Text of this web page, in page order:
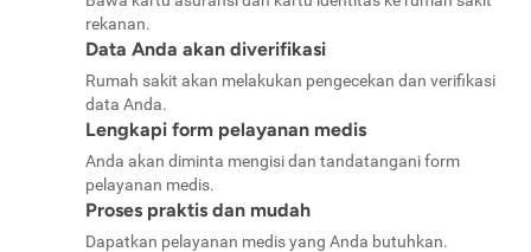
rekanan.
Data Anda akan diverifikasi
Rumah sakit akan melakukan pengecekan dan verifikasi
data Anda.
Lengkapi form pelayanan medis
Anda akan diminta mengisi dan tandatangani form
pelayanan medis.
Proses praktis dan mudah
Dapatkan pelayanan medis yang Anda butuhkan.